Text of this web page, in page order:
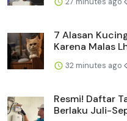
7 Alasan
Karena Malas
32 minutes ago
Resmi! Daftar
Berlaku Juli-